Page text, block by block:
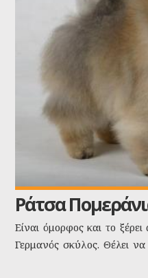
Ράτσα
Είναι όμορφος και το
Γερμανός σκύλος. Θέλει